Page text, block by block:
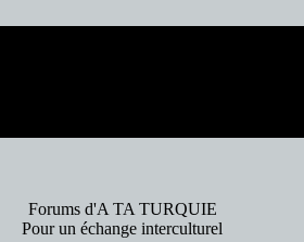
Forums d'A TA TURQUIE
Pour un échange interculturel